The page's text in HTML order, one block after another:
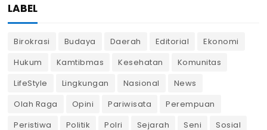
LABEL
Birokrasi Budaya Daerah Editorial
Ekonomi
Hukum
Kamtibmas Kesehatan
Komunitas
LifeStyle
Lingkungan Nasional
News
Olah Raga
Opini Pariwisata
Perempuan
Peristiwa
Politik Polri Sejarah Seni
Sosial